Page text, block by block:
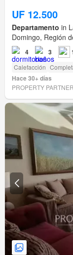
UF 12.500
Departamento in
Domingo, Región
4 3
Calefacción
Hace 30+ días
PROPERTY